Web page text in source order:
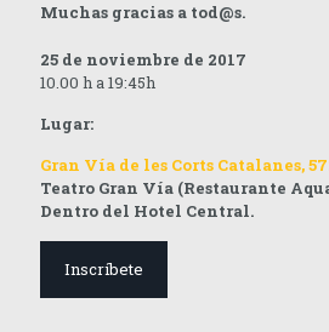
Muchas gracias a tod@s.
25 de noviembre de 2017
10.00 h a 19:45h
Lugar:
Gran Vía de les Corts Catalanes,
Teatro Gran Vía (Restaurante
Dentro del Hotel Central.
Inscríbete